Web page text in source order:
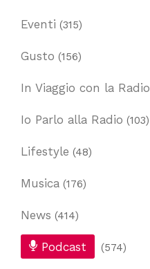
Eventi (315)
Gusto (156)
In Viaggio con la Radio
Io Parlo alla Radio (103)
Lifestyle (48)
Musica (176)
News (414)
Podcast (574)